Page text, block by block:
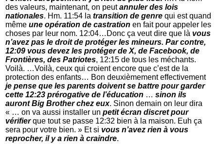
des valeurs, maintenant, on peutannuler des lois
nationales. Hm. 11:54 latransition de genre qui est quand
mêmeune opération de castration en fait pour appeler les
choses par leur nom. 12:04…Donc ça veut dire que là vous
n’avez pas le droit de protéger les mineurs. Par contre,
12:09 vous devez les protéger de X, de Facebook, de
Frontières, des Patriotes, 12:15 de tous les méchants.
Voilà. …Voilà, ceux qui croient encore que c’est de la
protection des enfants… Bon deuxièmement effectivement
je pense que les parents doivent se battre pour garder
cette 12:23 prérogative de l’éducation …sinon ils
auront Big Brother chez eux. Sinon demain on leur dira
« … on va aussi installer unpetit écran discret pour
vérifierque tout se passe 12:32 bien à la maison. Euh ça
sera pour votre bien. » Et si vous n’avez rien à vous
reprocher, il y a rien à craindre.